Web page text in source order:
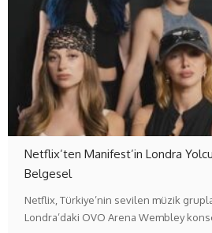
Netflix’ten Manifest’in Londra
Belgesel
Netflix, Türkiye’nin sevilen müzik
Londra’daki OVO Arena Wembley